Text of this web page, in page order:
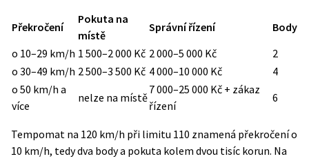
Překročení
Pokuta na
místě
Správní řízení
Body
o 10–29 km/h 1 500–2 000 Kč 2 000–5 000 Kč
2
o 30–49 km/h 2 500–3 500 Kč 4 000–10 000 Kč
4
o 50 km/h a
více
nelze na místě
7 000–25 000 Kč + zákaz
řízení
6
Tempomat na 120 km/h při limitu 110 znamená překročení o
10 km/h, tedy dva body a pokuta kolem dvou tisíc korun. Na